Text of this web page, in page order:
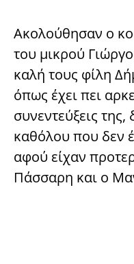
Ακολούθησαν ο
του μικρού
καλή τους φίλη
όπως έχει πει
συνεντεύξεις της,
καθόλου που δεν
αφού είχαν
Πάσσαρη και ο